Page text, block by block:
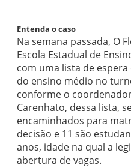
Entenda o caso
Na semana passada, O
Escola Estadual de
com uma lista de espera
do ensino médio no
conforme o coordenador
Carenhato, dessa lista,
encaminhados para
decisão e 11 são
anos, idade na qual a
abertura de vagas.